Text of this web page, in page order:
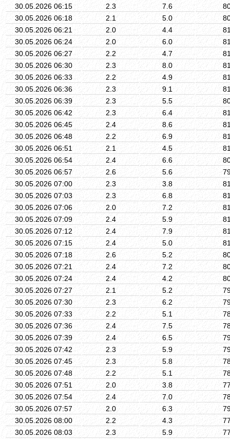
30.05.2026 06:15 2.3 7.6
30.05.2026 06:18
2.1 5.0
30.05.2026 06:21
2.0 4.4
30.05.2026 06:24
2.0 6.0
30.05.2026 06:27
2.2 4.7
30.05.2026 06:30
2.3 8.0
30.05.2026 06:33
2.2 4.9
30.05.2026 06:36
2.3 9.1
30.05.2026 06:39
2.3 5.5
30.05.2026 06:42
2.3 6.4
30.05.2026 06:45
2.4 8.6
30.05.2026 06:48
2.2 6.9
30.05.2026 06:51
2.1 4.5
30.05.2026 06:54
2.4 6.6
30.05.2026 06:57
2.6 5.6
30.05.2026 07:00
2.3 3.8
30.05.2026 07:03
2.3 6.8
30.05.2026 07:06
2.0 7.2
30.05.2026 07:09
2.4 5.9
30.05.2026 07:12
2.4 7.9
30.05.2026 07:15
2.4 5.0
30.05.2026 07:18
2.6 5.2
30.05.2026 07:21
2.4 7.2
30.05.2026 07:24
2.4 4.2
30.05.2026 07:27
2.1 5.2
30.05.2026 07:30
2.3 6.2
30.05.2026 07:33
2.2 5.1
30.05.2026 07:36
2.4 7.5
30.05.2026 07:39
2.4 6.5
30.05.2026 07:42
2.3 5.9
30.05.2026 07:45
2.3 5.8
30.05.2026 07:48
2.2 5.1
30.05.2026 07:51
2.0 3.8
30.05.2026 07:54
2.4 7.0
30.05.2026 07:57
2.0 6.3
30.05.2026 08:00
2.2 4.3
30.05.2026 08:03
2.3 5.9